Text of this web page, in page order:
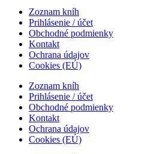
Zoznam kníh
Prihlásenie / účet
Obchodné podmienky
Kontakt
Ochrana údajov
Cookies (EÚ)
Zoznam kníh
Prihlásenie / účet
Obchodné podmienky
Kontakt
Ochrana údajov
Cookies (EÚ)